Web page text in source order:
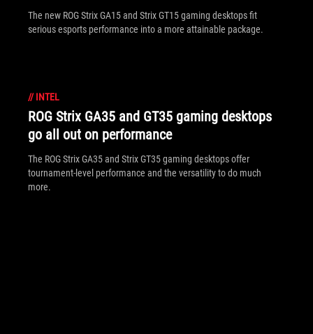
The new ROG Strix GA15 and Strix GT15 gaming desktops fit
serious esports performance into a more attainable package.
// INTEL
ROG Strix GA35 and GT35 gaming desktops
go all out on performance
The ROG Strix GA35 and Strix GT35 gaming desktops offer
tournament-level performance and the versatility to do much
more.